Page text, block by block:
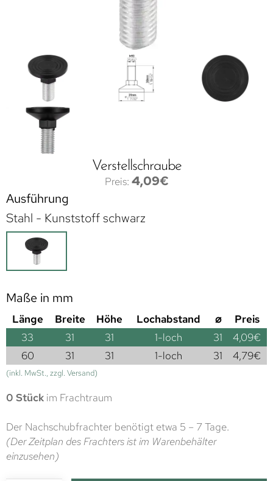
Verstellschraube
4,09€
Ausführung
Stahl - Kunststoff schwarz
Maße in mm
Länge Breite Höhe Lochabstand ⌀
Preis
33
31 31 1-loch 31 4,09€
60
31 31 1-loch 31 4,79€
(inkl. MwSt., zzgl. Versand)
0 Stück im Frachtraum
Der Nachschubfrachter benötigt etwa 5 – 7 Tage.
(Der Zeitplan des Frachters ist im Warenbehälter
einzusehen)